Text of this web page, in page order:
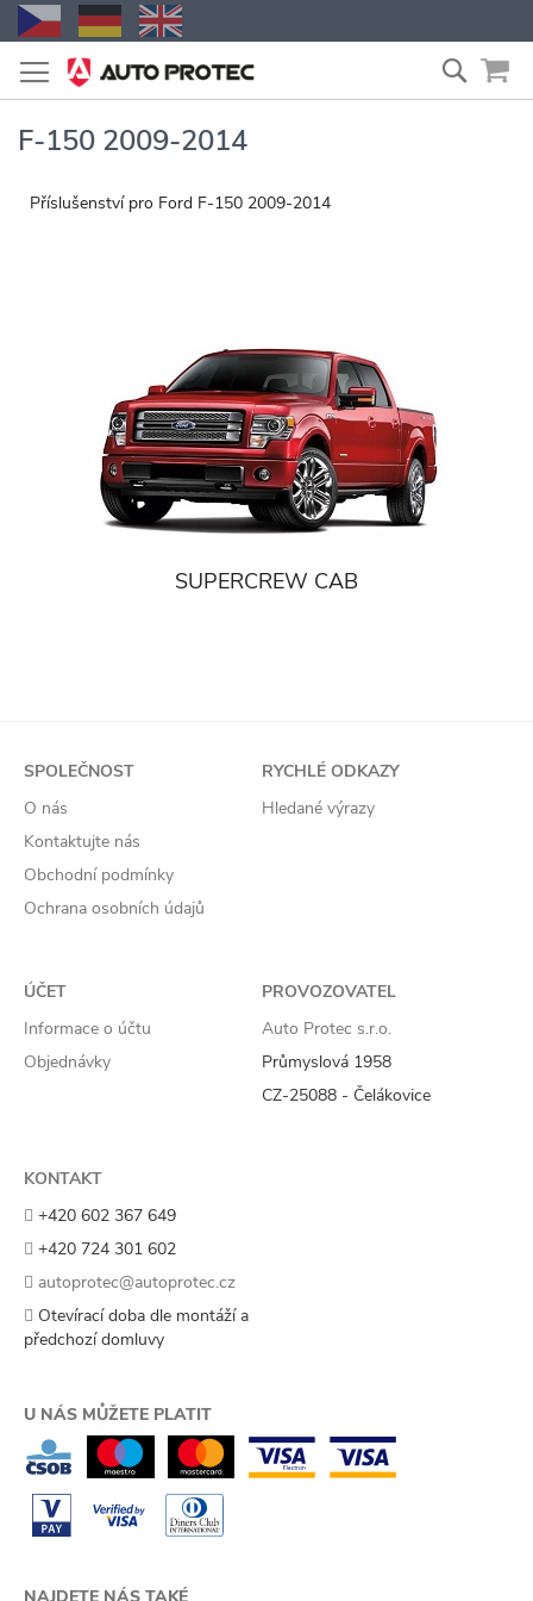
Přejít
na
obsah
F-150 2009-2014
Příslušenství pro Ford F-150 2009-2014
SUPERCREW CAB
SPOLEČNOST
O nás
Kontaktujte nás
Obchodní podmínky
Ochrana osobních údajů
RYCHLÉ ODKAZY
Hledané výrazy
ÚČET
Informace o účtu
Objednávky
PROVOZOVATEL
Auto Protec s.r.o.
Průmyslová 1958
CZ-25088 - Čelákovice
KONTAKT
+420 602 367 649
+420 724 301 602
autoprotec@autoprotec.cz
Otevírací doba dle montáží a
předchozí domluvy
U NÁS MŮŽETE PLATIT